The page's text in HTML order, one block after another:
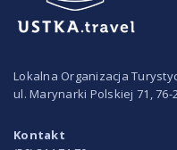
Lokalna Organizacja
ul. Marynarki Polskiej 71, 76-
Kontakt